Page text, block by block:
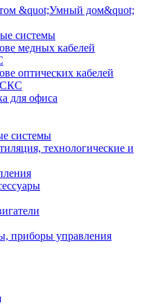
&quot;Умный дом&quot;
системы
медных кабелей
оптических кабелей
СКС
для офиса
системы
технологические и
приборы управления